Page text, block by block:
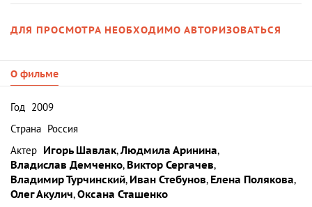
ДЛЯ ПРОСМОТРА НЕОБХОДИМО АВТОРИЗОВАТЬСЯ
О фильме
Год 2009
Страна Россия
Актер Игорь Шавлак,Людмила Аринина,
Владислав Демченко, Виктор Сергачев,
Владимир Турчинский, Иван Стебунов, Елена Полякова,
Олег Акулич,Оксана Сташенко